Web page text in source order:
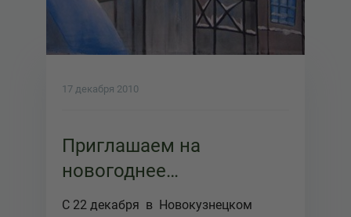
17 декабря 2010
Приглашаем на
новогоднее
представление!
С 22 декабря в Новокузнецком